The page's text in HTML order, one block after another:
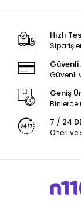
Hızlı
Güvenli
Güvenli
Geniş
7 / 24
Öneri ve